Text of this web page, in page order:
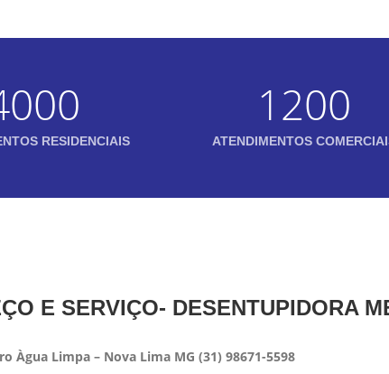
RESIDENCIAIS
1200
ATENDIMENTOS
E SERVIÇO- DESENTUPIDORA
Limpa – Nova Lima MG (31) 98671-5598